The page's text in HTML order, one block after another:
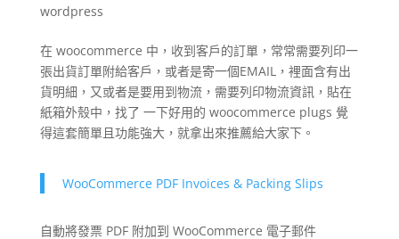
wordpress
在 woocommerce 中，收到客戶的訂單，常常需要列印一
張出貨訂單附給客戶，或者是寄一個EMAIL，裡面含有出
貨明細，又或者是要用到物流，需要列印物流資訊，貼在
紙箱外殼中，找了 一下好用的 woocommerce plugs 覺
得這套簡單且功能強大，就拿出來推薦給大家下。
WooCommerce PDF Invoices & Packing Slips
自動將發票 PDF 附加到 WooCommerce 電子郵件